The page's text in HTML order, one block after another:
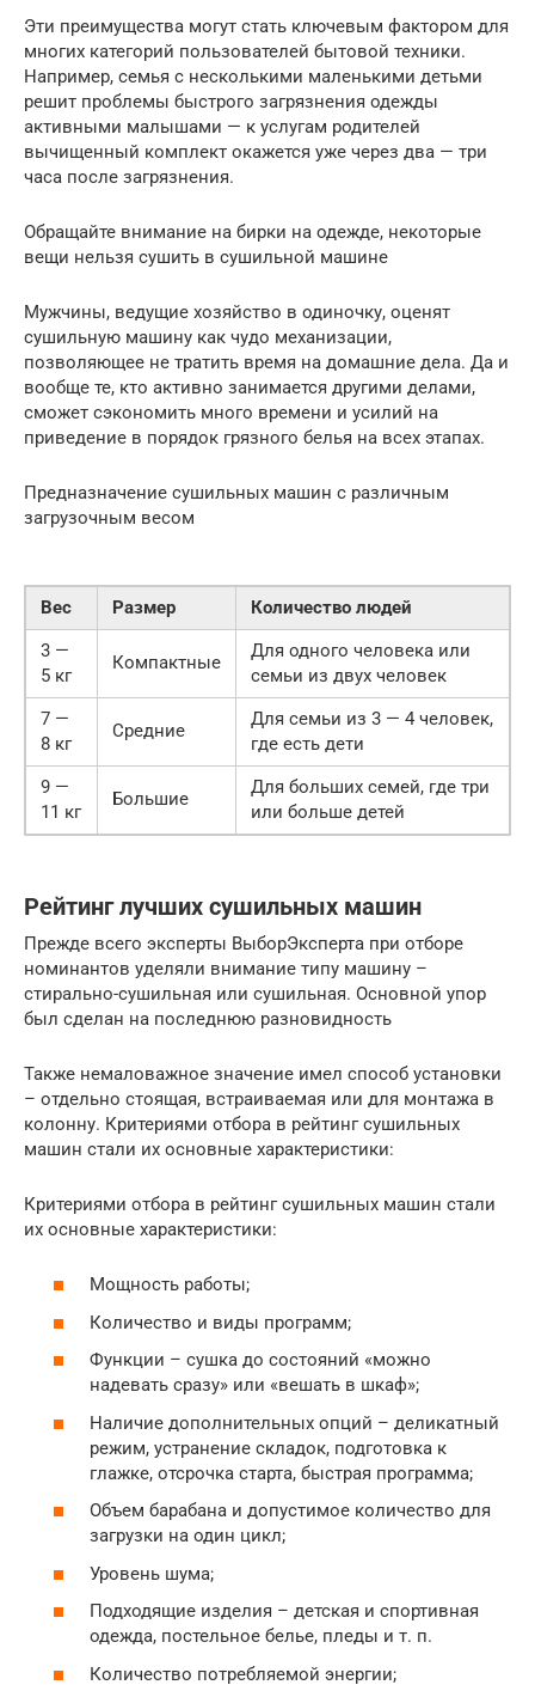
Эти преимущества могут стать ключевым фактором для
многих категорий пользователей бытовой техники.
Например, семья с несколькими маленькими детьми
решит проблемы быстрого загрязнения одежды
активными малышами — к услугам родителей
вычищенный комплект окажется уже через два — три
часа после загрязнения.
Обращайте внимание на бирки на одежде, некоторые
вещи нельзя сушить в сушильной машине
Мужчины, ведущие хозяйство в одиночку, оценят
сушильную машину как чудо механизации,
позволяющее не тратить время на домашние дела. Да и
вообще те, кто активно занимается другими делами,
сможет сэкономить много времени и усилий на
приведение в порядок грязного белья на всех этапах.
Предназначение сушильных машин с различным
загрузочным весом
Вес Размер
Количество людей
3 —
5 кг
Компактные
Для одного человека или
семьи из двух человек
7 —
8 кг
Средние
Для семьи из 3 — 4 человек,
где есть дети
9 —
11 кг
Большие
Для больших семей, где три
или больше детей
Рейтинг лучших сушильных машин
Прежде всего эксперты ВыборЭксперта при отборе
номинантов уделяли внимание типу машину –
стирально-сушильная или сушильная. Основной упор
был сделан на последнюю разновидность
Также немаловажное значение имел способ установки
– отдельно стоящая, встраиваемая или для монтажа в
колонну. Критериями отбора в рейтинг сушильных
машин стали их основные характеристики:
Критериями отбора в рейтинг сушильных машин стали
их основные характеристики:
Мощность работы;
Количество и виды программ;
Функции – сушка до состояний «можно
надевать сразу» или «вешать в шкаф»;
Наличие дополнительных опций – деликатный
режим, устранение складок, подготовка к
глажке, отсрочка старта, быстрая программа;
Объем барабана и допустимое количество для
загрузки на один цикл;
Уровень шума;
Подходящие изделия – детская и спортивная
одежда, постельное белье, пледы и т. п.
Количество потребляемой энергии;